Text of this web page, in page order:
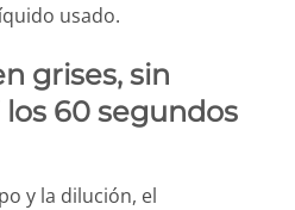
usado.
grises, sin
los 60 segundos
y la dilución, el